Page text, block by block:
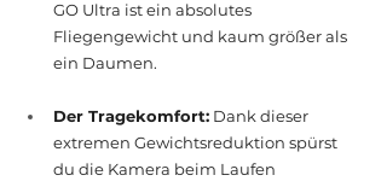
GO Ultra ist ein absolutes
Fliegengewicht und kaum größer als
ein Daumen.
Der Tragekomfort: Dank dieser
extremen Gewichtsreduktion spürst
du die Kamera beim Laufen